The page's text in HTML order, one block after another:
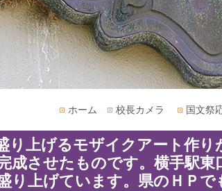
ホーム 校長カメラ 国文祭
上げるモザイクアート作り
成させたものです。横手駅東
り上げています。県のＨＰで